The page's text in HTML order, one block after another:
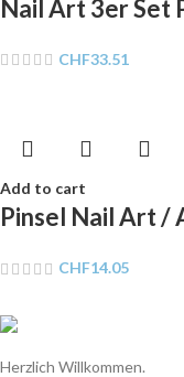
Nail Art 3er Set
CHF33.51
Add to cart
Pinsel Nail Art /
CHF14.05
Herzlich Willkommen.